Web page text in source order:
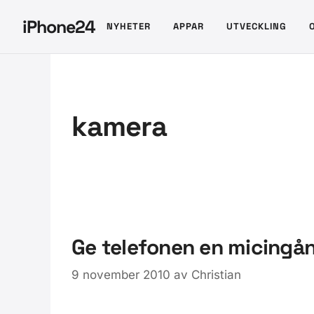
innehåll
iPhone24 NYHETER APPAR UTVECKLING
kamera
Ge telefonen en
9 november 2010 av Christian